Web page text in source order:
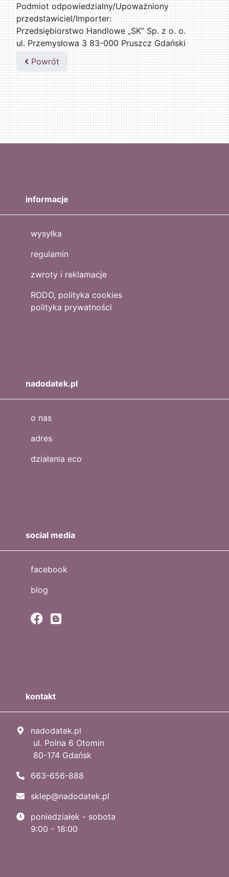
Podmiot odpowiedzialny/Upoważniony
przedstawiciel/Importer:
Przedsiębiorstwo Handlowe „SK” Sp. z o. o.
ul. Przemysłowa 3 83-000 Pruszcz Gdański
509076255
Powrót
informacje
wysyłka
regulamin
zwroty i reklamacje
RODO, polityka cookies
polityka prywatności
nadodatek.pl
o nas
adres
działania eco
social media
facebook
blog
kontakt
nadodatek.pl
ul. Polna 6 Otomin
80-174 Gdańsk
663-656-888
sklep@nadodatek.pl
poniedziałek - sobota
9:00 - 18:00